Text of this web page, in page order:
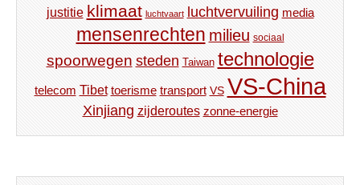
justitie klimaat luchtvaart luchtvervuiling media
mensenrechten milieu sociaal
spoorwegen steden Taiwan technologie
telecom Tibet toerisme transport VS VS-China
Xinjiang zijderoutes zonne-energie